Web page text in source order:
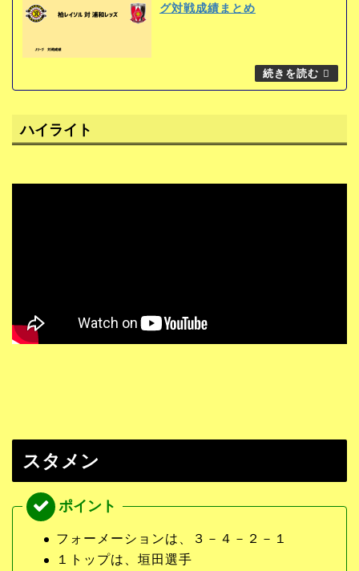
グ対戦成績まとめ
ハイライト
スタメン
フォーメーションは、３－４－２－１
１トップは、垣田選手